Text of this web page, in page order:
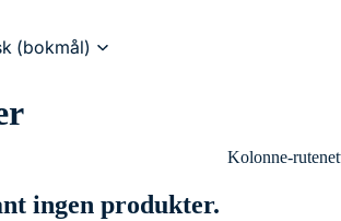
Kolonne-
ingen produkter.